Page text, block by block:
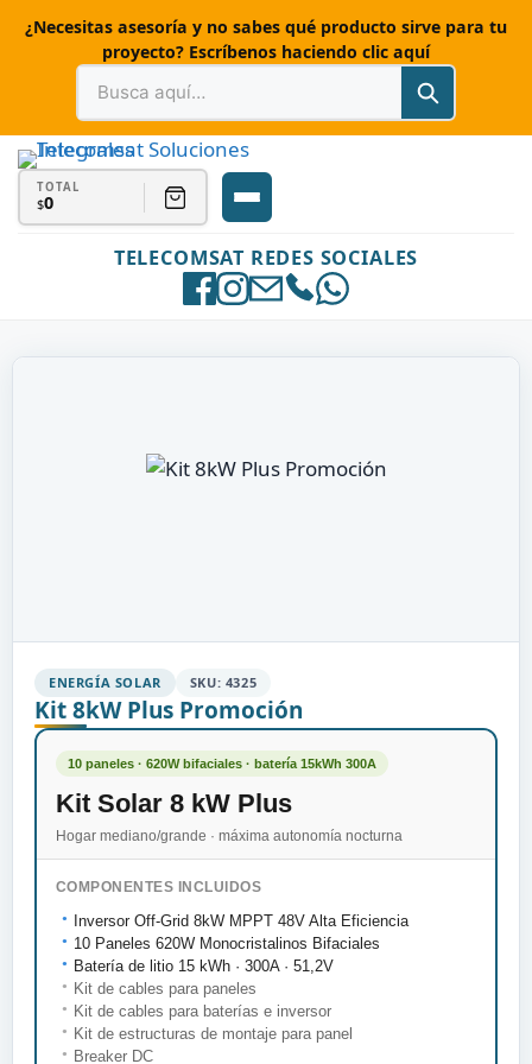
¿Necesitas asesoría y no sabes qué producto sirve para tu
proyecto? Escríbenos haciendo clic aquí
TELECOMSAT REDES SOCIALES
TOTAL
$0
ENERGÍA SOLAR SKU: 4325
Kit 8kW Plus Promoción
10 paneles · 620W bifaciales · batería 15kWh 300A
Kit Solar 8 kW Plus
Hogar mediano/grande · máxima autonomía nocturna
COMPONENTES INCLUIDOS
● Inversor Off-Grid 8kW MPPT 48V Alta Eficiencia
● 10 Paneles 620W Monocristalinos Bifaciales
● Batería de litio 15 kWh · 300A · 51,2V
● Kit de cables para paneles
● Kit de cables para baterías e inversor
● Kit de estructuras de montaje para panel
● Breaker DC